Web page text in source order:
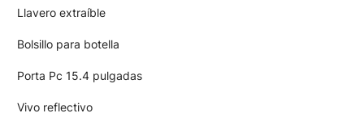
Llavero extraíble
Bolsillo para botella
Porta Pc 15.4 pulgadas
Vivo reflectivo